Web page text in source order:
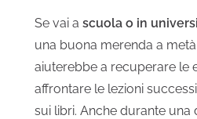
Se vai a scuola o in
una buona merenda a
aiuterebbe a recuperare le
affrontare le lezioni
sui libri. Anche durante una